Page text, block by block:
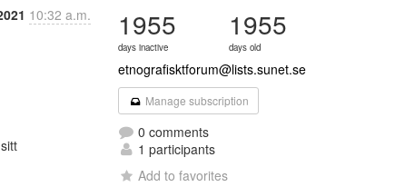
10:32 a.m. 1955
days inactive
1955
days old
etnografisktforum@lists.sunet.se
Manage subscription
0 comments
1 participants
Add to favorites